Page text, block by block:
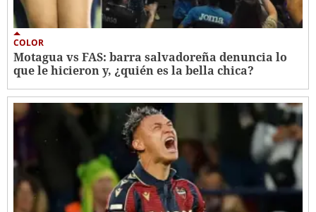
COLOR
Motagua vs FAS: barra salvadoreña denuncia lo
que le hicieron y, ¿quién es la bella chica?